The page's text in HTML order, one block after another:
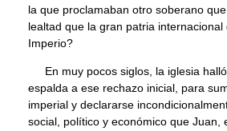
la que proclamaban otro soberano
lealtad que la gran patria
Imperio?
En muy pocos siglos, la iglesia
espalda a ese rechazo inicial, para
imperial y declararse
social, político y económico que Juan,